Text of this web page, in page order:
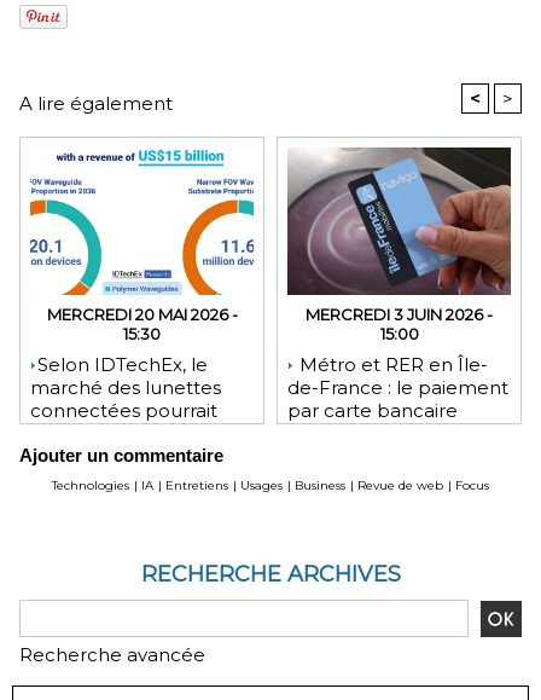
A lire également < >
MERCREDI 20 MAI 2026 -
15:30
​Selon IDTechEx, le
marché des lunettes
connectées pourrait
d’unités d’ici 2036
MERCREDI 3 JUIN 2026 -
15:00
Métro et RER en Île-
de-France : le paiement
par carte bancaire
Ajouter un commentaire
Technologies | IA | Entretiens | Usages | Business | Revue de web | Focus
RECHERCHE ARCHIVES
Recherche avancée